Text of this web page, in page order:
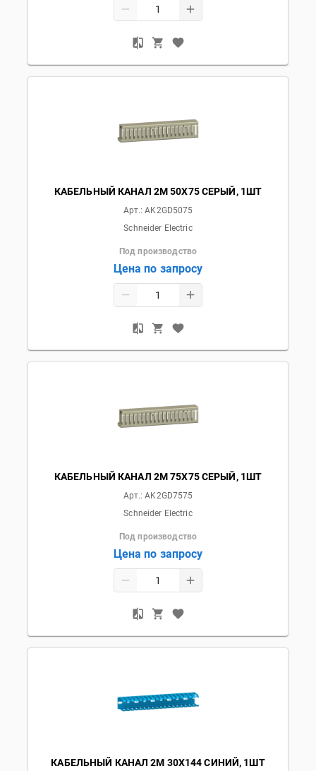
КАБЕЛЬНЫЙ КАНАЛ 2М 50Х75 СЕРЫЙ, 1ШТ
Арт.:AK2GD5075
Schneider Electric
Под производство
Цена по запросу
КАБЕЛЬНЫЙ КАНАЛ 2М 75Х75 СЕРЫЙ, 1ШТ
Арт.:AK2GD7575
Schneider Electric
Под производство
Цена по запросу
КАБЕЛЬНЫЙ КАНАЛ 2М 30Х144 СИНИЙ, 1ШТ